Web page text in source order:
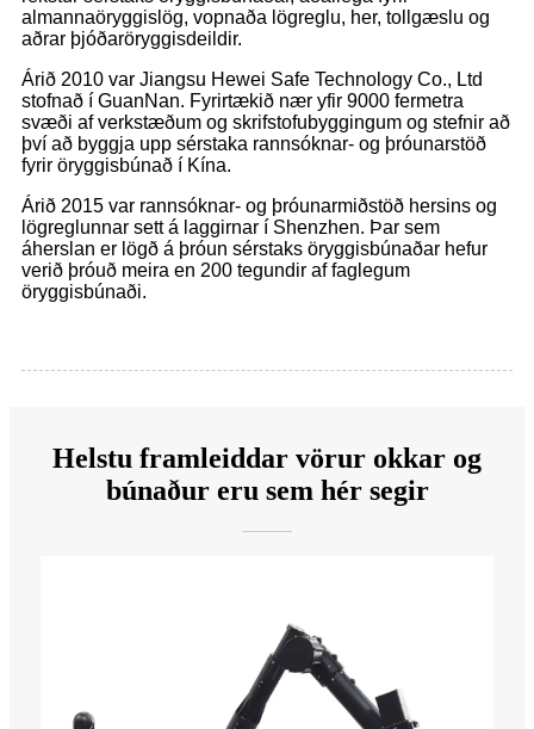
almannaöryggislög, vopnaða lögreglu, her, tollgæslu og
aðrar þjóðaröryggisdeildir.
Árið 2010 var Jiangsu Hewei Safe Technology Co., Ltd
stofnað í GuanNan. Fyrirtækið nær yfir 9000 fermetra
svæði af verkstæðum og skrifstofubyggingum og stefnir að
því að byggja upp sérstaka rannsóknar- og þróunarstöð
fyrir öryggisbúnað í Kína.
Árið 2015 var rannsóknar- og þróunarmiðstöð hersins og
lögreglunnar sett á laggirnar í Shenzhen. Þar sem
áherslan er lögð á þróun sérstaks öryggisbúnaðar hefur
verið þróuð meira en 200 tegundir af faglegum
öryggisbúnaði.
Helstu framleiddar vörur okkar og
búnaður eru sem hér segir